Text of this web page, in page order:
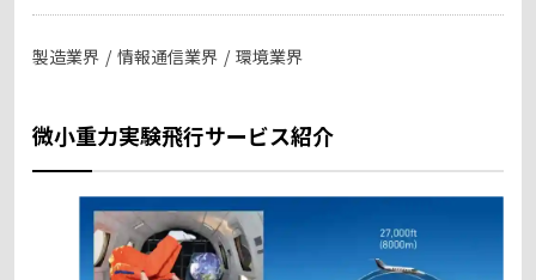
製造業界 情報通信業界 環境業界
微小重力実験飛行サービス紹介